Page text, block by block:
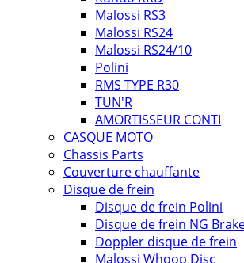
Malossi RS3
Malossi RS24
Malossi RS24/10
Polini
RMS TYPE R30
TUN'R
AMORTISSEUR CONTI
CASQUE MOTO
Chassis Parts
Couverture chauffante
Disque de frein
Disque de frein Polini
Disque de frein NG
Doppler disque de frein
Malossi Whoop Disc